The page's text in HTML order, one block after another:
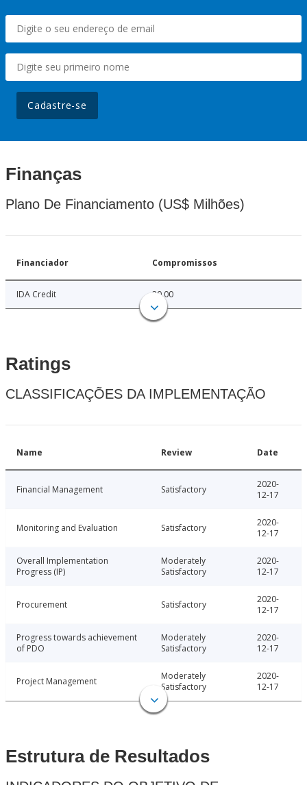
Cadastre-se
Finanças
Plano De Financiamento (US$ Milhões)
Financiador Compromissos
IDA Credit 20.00
Ratings
CLASSIFICAÇÕES DA IMPLEMENTAÇÃO
Name Review Date
Financial Management Satisfactory
2020-
12-17
Monitoring and Evaluation Satisfactory
2020-
12-17
Overall Implementation
Progress (IP)
Moderately
Satisfactory
2020-
12-17
Procurement Satisfactory
2020-
12-17
Progress towards achievement
of PDO
Moderately
Satisfactory
2020-
12-17
Project Management
Moderately
Satisfactory
2020-
12-17
Estrutura de Resultados